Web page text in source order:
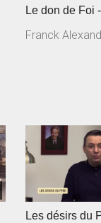
Le don de Foi
Franck
Les désirs du